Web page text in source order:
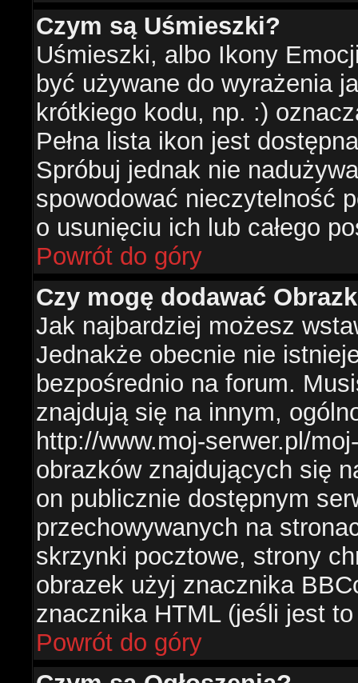
Czym są Uśmieszki?
Uśmieszki, albo Ikony
być używane do wyrażenia
krótkiego kodu, np. :)
Pełna lista ikon jest
Spróbuj jednak nie
spowodować nieczytelność
o usunięciu ich lub całego
Powrót do góry
Czy mogę dodawać
Jak najbardziej możesz
Jednakże obecnie nie
bezpośrednio na forum.
znajdują się na innym,
http://www.moj-serwer.pl/
obrazków znajdujących się
on publicznie dostępnym
przechowywanych na
skrzynki pocztowe, strony
obrazek użyj znacznika
znacznika HTML (jeśli jest
Powrót do góry